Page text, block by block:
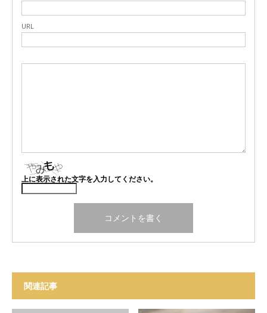
URL
上に表示された文字を入力してください。
関連記事